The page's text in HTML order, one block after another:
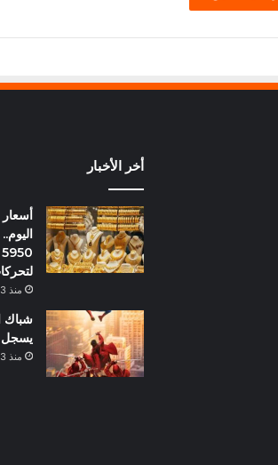
أخر الأخبار
منذ 23 ساعة
شباك
يسجل 6.2 مليار دولار
منذ 23 ساعة